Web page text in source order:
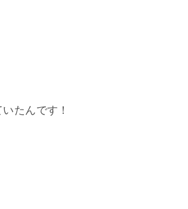
たんです！